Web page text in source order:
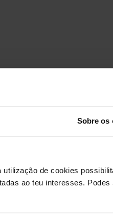
Sobre os
de cookies
ao teu interesses. Podes